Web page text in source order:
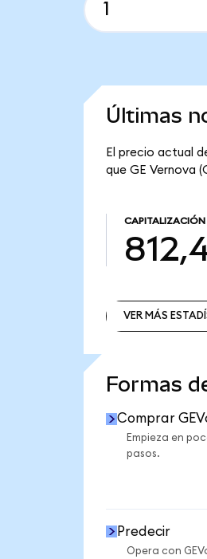
Últimas
El precio actual
que GE Vernova
CAPITALIZACIÓN
VER MÁS
Formas
Comprar
Empieza en
pasos.
Predecir
Opera con